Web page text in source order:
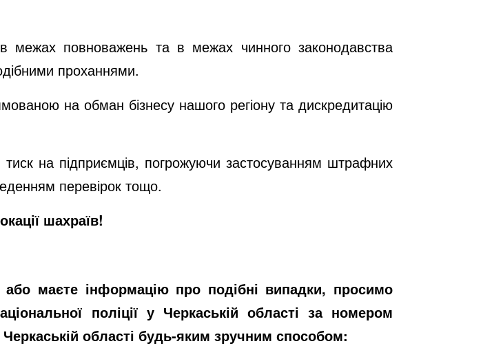
межах повноважень та в межах чинного законодавства
проханнями.
на обман бізнесу нашого регіону та дискредитацію
на підприємців, погрожуючи застосуванням штрафних
перевірок тощо.
шахраїв!
маєте інформацію про подібні випадки, просимо
поліції у Черкаській області за номером
області будь-яким зручним способом: